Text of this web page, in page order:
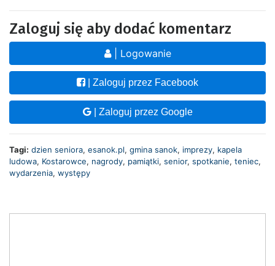
Zaloguj się aby dodać komentarz
| Logowanie
| Zaloguj przez Facebook
| Zaloguj przez Google
Tagi: dzien seniora, esanok.pl, gmina sanok, imprezy, kapela
ludowa, Kostarowce, nagrody, pamiątki, senior, spotkanie, teniec,
wydarzenia, występy